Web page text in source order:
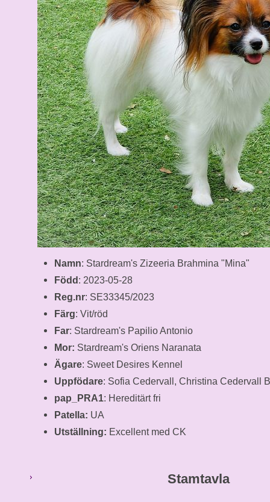
Namn: Stardream's Zizeeria Brahmina "Mina"
Född: 2023-05-28
Reg.nr: SE33345/2023
Färg: Vit/röd
Far: Stardream's Papilio Antonio
Mor: Stardream's Oriens Naranata
Ägare: Sweet Desires Kennel
Uppfödare: Sofia Cedervall, Christina Cedervall
pap_PRA1: Hereditärt fri
Patella: UA
Utställning: Excellent med CK
Stamtavla